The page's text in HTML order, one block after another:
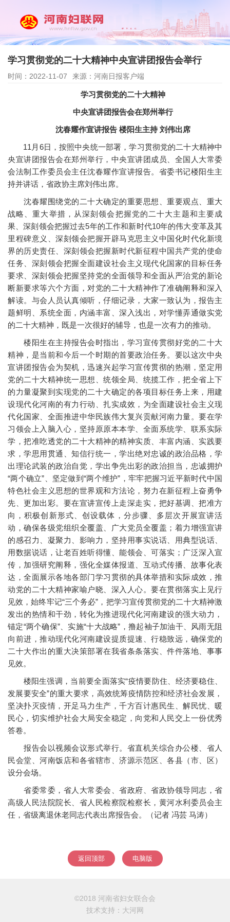
学习贯彻党的二十大精神中央宣讲团报告会举行
时间：2022-11-07 来源：河南日报客户端
学习贯彻党的二十大精神
中央宣讲团报告会在郑州举行
沈春耀作宣讲报告 楼阳生主持 刘伟出席
11月6日，按照中央统一部署，学习贯彻党的二十大精神中
央宣讲团报告会在郑州举行，中央宣讲团成员、全国人大常委
会法制工作委员会主任沈春耀作宣讲报告。省委书记楼阳生主
持并讲话，省政协主席刘伟出席。
沈春耀围绕党的二十大确定的重要思想、重要观点、重大
战略、重大举措，从深刻领会把握党的二十大主题和主要成
果、深刻领会把握过去5年的工作和新时代10年的伟大变革及其
里程碑意义、深刻领会把握开辟马克思主义中国化时代化新境
界的历史责任、深刻领会把握新时代新征程中国共产党的使命
任务、深刻领会把握全面建设社会主义现代化国家的目标任务
要求、深刻领会把握坚持党的全面领导和全面从严治党的新论
断新要求等六个方面，对党的二十大精神作了准确阐释和深入
解读。与会人员认真倾听，仔细记录，大家一致认为，报告主
题鲜明、系统全面，内涵丰富、深入浅出，对学懂弄通做实党
的二十大精神，既是一次很好的辅导，也是一次有力的推动。
楼阳生在主持报告会时指出，学习宣传贯彻好党的二十大
精神，是当前和今后一个时期的首要政治任务。要以这次中央
宣讲团报告会为契机，迅速兴起学习宣传贯彻的热潮，坚定用
党的二十大精神统一思想、统领全局、统揽工作，把全省上下
的力量凝聚到实现党的二十大确定的各项目标任务上来，用建
设现代化河南的有力行动、扎实成效，为全面建设社会主义现
代化国家、全面推进中华民族伟大复兴贡献河南力量。要在学
习领会上入脑入心，坚持原原本本学、全面系统学、联系实际
学，把准吃透党的二十大精神的精神实质、丰富内涵、实践要
求，学思用贯通、知信行统一，学出绝对忠诚的政治品格，学
出理论武装的政治自觉，学出争先出彩的政治担当，忠诚拥护
“两个确立”、坚定做到“两个维护”，牢牢把握习近平新时代中国
特色社会主义思想的世界观和方法论，努力在新征程上奋勇争
先、更加出彩。要在宣讲宣传上走深走实，把好基调、把准方
向，积极创新形式、创设载体，分步骤、多层次开展宣讲活
动，确保各级党组织全覆盖、广大党员全覆盖；着力增强宣讲
的感召力、凝聚力、影响力，坚持用事实说话、用典型说话、
用数据说话，让老百姓听得懂、能领会、可落实；广泛深入宣
传，加强研究阐释，强化全媒体报道、互动式传播、故事化表
达，全面展示各地各部门学习贯彻的具体举措和实际成效，推
动党的二十大精神家喻户晓、深入人心。要在贯彻落实上见行
见效，始终牢记“三个务必”，把学习宣传贯彻党的二十大精神激
发出的热情和干劲，转化为推进现代化河南建设的强大动力，
锚定“两个确保”、实施“十大战略”，撸起袖子加油干、风雨无阻
向前进，推动现代化河南建设提质提速、行稳致远，确保党的
二十大作出的重大决策部署在我省条条落实、件件落地、事事
见效。
楼阳生强调，当前要全面落实“疫情要防住、经济要稳住、
发展要安全”的重大要求，高效统筹疫情防控和经济社会发展，
坚决扑灭疫情，开足马力生产，千方百计惠民生、解民忧、暖
民心，切实维护社会大局安全稳定，向党和人民交上一份优秀
答卷。
报告会以视频会议形式举行。省直机关综合办公楼、省人
民会堂、河南饭店和各省辖市、济源示范区、各县（市、区）
设分会场。
省委常委，省人大常委会、省政府、省政协领导同志，省
高级人民法院院长、省人民检察院检察长，黄河水利委员会主
任，省级离退休老同志代表出席报告会。（记者 冯芸 马涛）
返回顶部 电脑版
©2018 河南省妇女联合会
技术支持： 大河网